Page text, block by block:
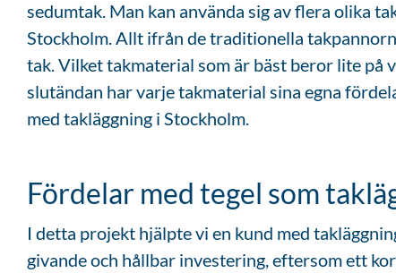
sedumtak. Man kan använda sig av flera olika
Stockholm. Allt ifrån de traditionella
tak. Vilket takmaterial som är bäst beror lite på
slutändan har varje takmaterial sina egna
med takläggning i Stockholm.
Fördelar med tegel som
I detta projekt hjälpte vi en kund med
givande och hållbar investering, eftersom ett